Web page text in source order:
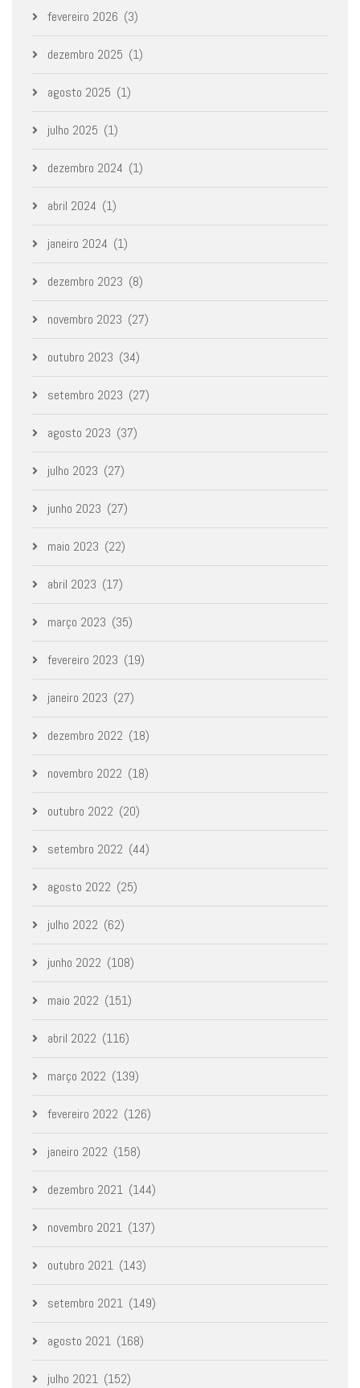
fevereiro 2026 (3)
dezembro 2025 (1)
agosto 2025 (1)
julho 2025 (1)
dezembro 2024 (1)
abril 2024 (1)
janeiro 2024 (1)
dezembro 2023 (8)
novembro 2023 (27)
outubro 2023 (34)
setembro 2023 (27)
agosto 2023 (37)
julho 2023 (27)
junho 2023 (27)
maio 2023 (22)
abril 2023 (17)
março 2023 (35)
fevereiro 2023 (19)
janeiro 2023 (27)
dezembro 2022 (18)
novembro 2022 (18)
outubro 2022 (20)
setembro 2022 (44)
agosto 2022 (25)
julho 2022 (62)
junho 2022 (108)
maio 2022 (151)
abril 2022 (116)
março 2022 (139)
fevereiro 2022 (126)
janeiro 2022 (158)
dezembro 2021 (144)
novembro 2021 (137)
outubro 2021 (143)
setembro 2021 (149)
agosto 2021 (168)
julho 2021 (152)